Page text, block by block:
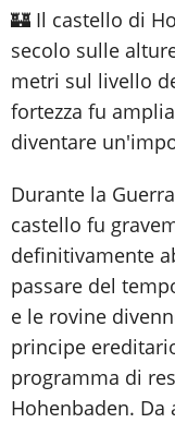
🏰 Il castello di
secolo sulle
metri sul livello
fortezza fu
diventare
Durante la
castello fu
definitivamente
passare del
e le rovine
principe
programma di
Hohenbaden.